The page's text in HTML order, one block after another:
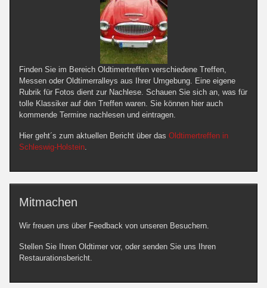
Finden Sie im Bereich Oldtimertreffen verschiedene Treffen,
Messen oder Oldtimerralleys aus Ihrer Umgebung. Eine eigene
Rubrik für Fotos dient zur Nachlese. Schauen Sie sich an, was für
tolle Klassiker auf den Treffen waren. Sie können hier auch
kommende Termine nachlesen und eintragen.
Hier geht´s zum aktuellen Bericht über das Oldtimertreffen in
Schleswig-Holstein
Mitmachen
Wir freuen uns über Feedback von unseren Besuchern.
Stellen Sie Ihren Oldtimer vor, oder senden Sie uns Ihren
Restaurationsbericht.